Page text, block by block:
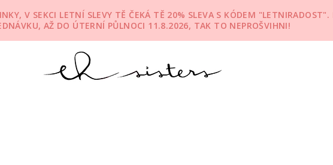
V SEKCI LETNÍ SLEVY TĚ ČEKÁ TĚ 20% SLEVA S KÓDEM
AŽ DO ÚTERNÍ PŮLNOCI 11.8.2026, TAK TO NEPROŠVIHNI!